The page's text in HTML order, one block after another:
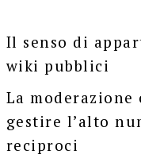
Il senso di
wiki pubblici
La
gestire l’alto
reciproci